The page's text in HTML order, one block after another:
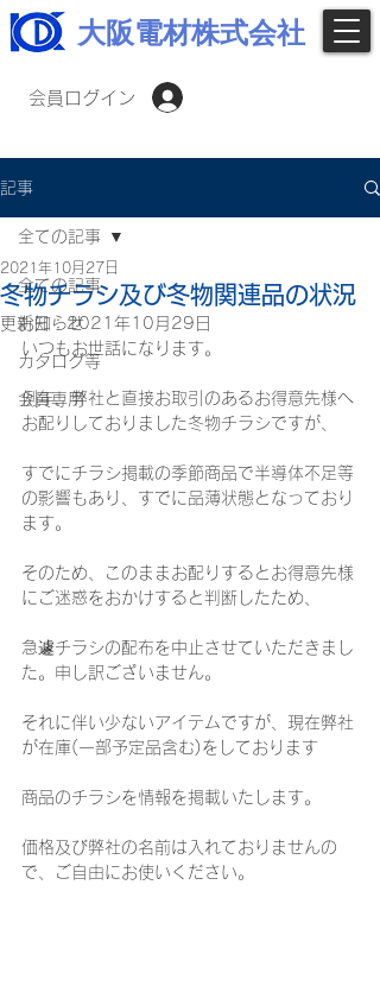
大阪電材株式会社
会員ログイン
記事
全ての記事
お知らせ
カタログ等
会員専用
全ての記事
冬物チラシ及び冬物関連品の状況
2021年10月27日
更新日：2021年10月29日
いつもお世話になります。
例年、弊社と直接お取引のあるお得意先様へ
お配りしておりました冬物チラシですが、
すでにチラシ掲載の季節商品で半導体不足等
の影響もあり、すでに品薄状態となっており
ます。
そのため、このままお配りするとお得意先様
にご迷惑をおかけすると判断したため、
急遽チラシの配布を中止させていただきまし
た。申し訳ございません。
それに伴い少ないアイテムですが、現在弊社
が在庫(一部予定品含む)をしております
商品のチラシを情報を掲載いたします。
価格及び弊社の名前は入れておりませんの
で、ご自由にお使いください。